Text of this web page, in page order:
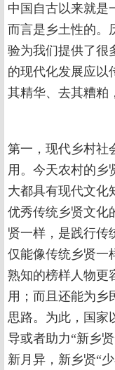
中国自古以来就是
而言是乡土性的。
验为我们提供了很
的现代化发展应以
其精华、去其糟粕
第一，现代乡村社
用。今天农村的乡
大都具有现代文化
优秀传统乡贤文化
贤一样，是践行传
仅能像传统乡贤一
熟知的榜样人物更
用；而且还能为乡
思路。为此，国家
导或者助力“新乡
新月异，新乡贤“